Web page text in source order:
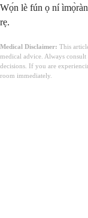
Wọ́n lè fún ọ ní
rẹ.
Medical Disclaimer: This
medical advice. Always
decisions. If you are
room immediately.